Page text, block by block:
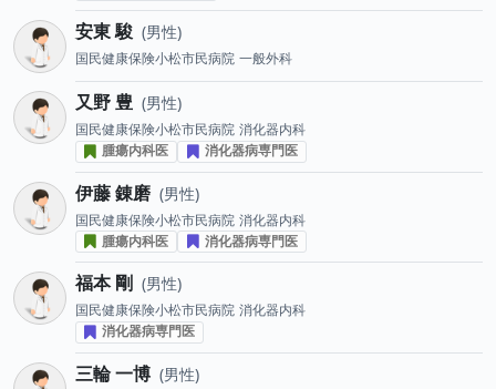
安東 駿 男性
国民健康保険小松市民病院 一般外科
又野 豊 男性
国民健康保険小松市民病院 消化器内科
腫瘍内科医
消化器病専門医
伊藤 錬磨 男性
国民健康保険小松市民病院 消化器内科
腫瘍内科医
消化器病専門医
福本 剛 男性
国民健康保険小松市民病院 消化器内科
消化器病専門医
三輪 一博 男性